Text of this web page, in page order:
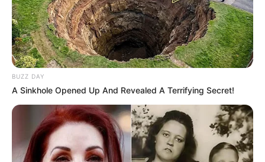
BUZZ DAY
A Sinkhole Opened Up And Revealed A Terrifying Secret!